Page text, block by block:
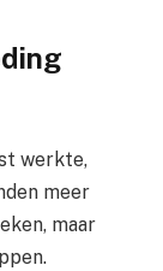
werkte,
meer
maar